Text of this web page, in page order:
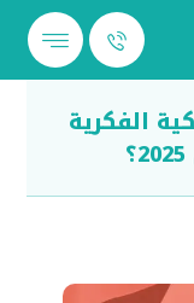
الفكرية